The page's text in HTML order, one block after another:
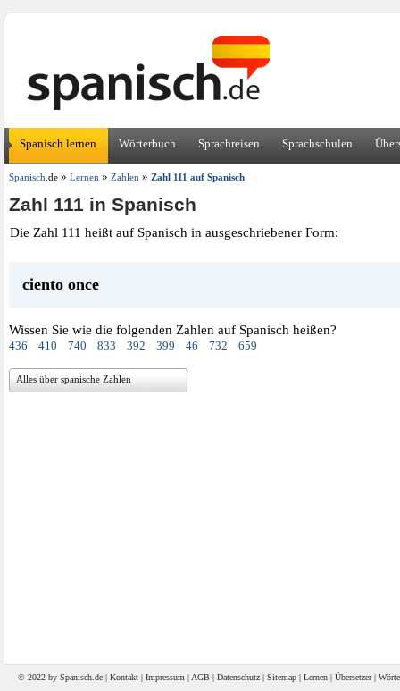
Spanisch lernen Wörterbuch Sprachreisen Sprachschulen
Spanisch .de» Lernen» Zahlen» Zahl 111 auf Spanisch
Zahl 111 in Spanisch
Die Zahl 111 heißt auf Spanisch in ausgeschriebener Form:
ciento once
Wissen Sie wie die folgenden Zahlen auf Spanisch heißen?
436 410 740 833 392 399 46 732 659
Alles über spanische Zahlen
© 2022 by Spanisch .de | Kontakt | Impressum | AGB | Datenschutz | Sitemap | Lernen | Übersetzer|